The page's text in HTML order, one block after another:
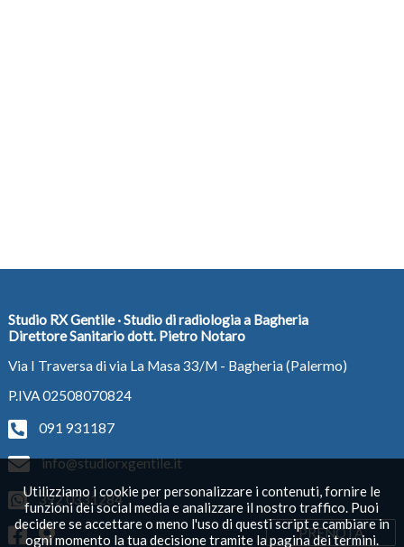
Studio RX Gentile · Studio di radiologia a Bagheria
Direttore Sanitario dott. Pietro Notaro
Via I Traversa di via La Masa 33/M - Bagheria (Palermo)
P.IVA 02508070824
091 931187
info@studiorxgentile.it
392 0331284
PRENOTA
Utilizziamo i cookie per personalizzare i contenuti, fornire le
funzioni dei social media e analizzare il nostro traffico. Puoi
decidere se accettare o meno l'uso di questi script e cambiare in
ogni momento la tua decisione tramite la pagina dei termini.